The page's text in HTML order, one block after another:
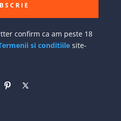
confirm ca am peste 18
si conditiilesite-